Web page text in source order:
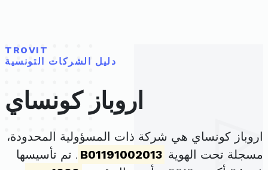
TROVIT
دليل الشركات التونسية
اروباز كونساي
اروباز كونساي هي شركة ذات المسؤولية المحدودة،
مسجلة تحت الهوية B01191002013 . تم تأسيسها